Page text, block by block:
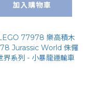
加入購物車